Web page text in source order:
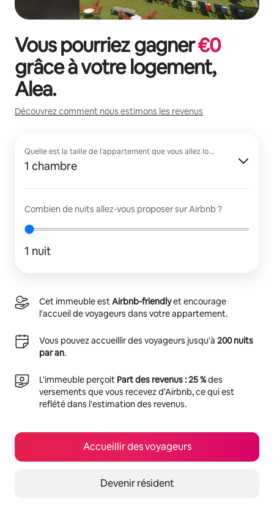
Vous pourriez gagner€0
grâce à votre logement,
Alea.
Découvrez comment nous estimons les revenus
Quelle est la taille de l'appartement que vous allez louer ?
1 chambre
Combien de nuits allez-vous proposer sur Airbnb ?
1 nuit
Cet immeuble estAirbnb-friendlyet encourage
l'accueil de voyageurs dans votre appartement.
Vous pouvez accueillir des voyageurs jusqu'à 200 nuits
par an.
L'immeuble perçoit Part des revenus : 25 %des
versements que vous recevez d'Airbnb, ce qui est
reflété dans l'estimation des revenus.
Accueillir des voyageurs
Devenir résident